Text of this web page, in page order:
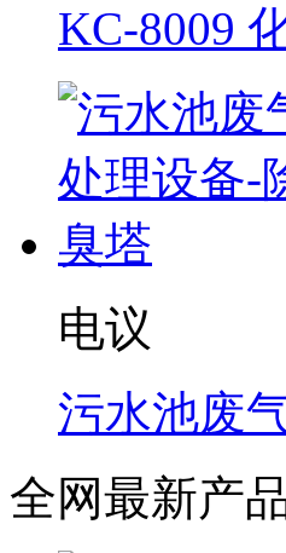
KC-8009
电议
污水池废
全网最新产